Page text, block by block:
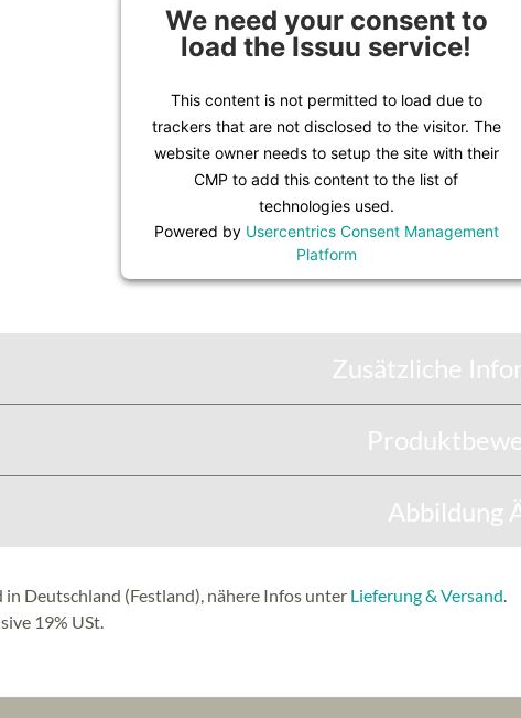
We need your consent to
load the Issuu service!
This content is not permitted to load due to
trackers that are not disclosed to the visitor. The
website owner needs to setup the site with their
CMP to add this content to the list of
technologies used.
Powered by Usercentrics Consent Management
Platform
Zusätzliche
Abbildung
in Deutschland (Festland), nähere Infos unter Lieferung & Versand.
19% USt.